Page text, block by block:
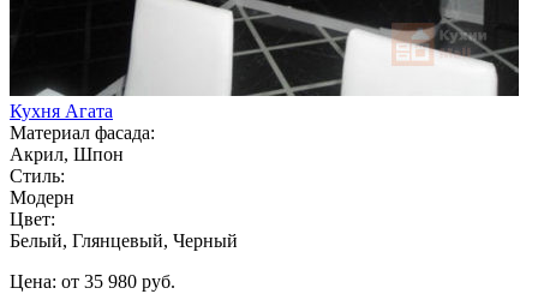
Кухня Агата
Материал фасада:
Акрил, Шпон
Стиль:
Модерн
Цвет:
Белый, Глянцевый, Черный
Цена: от 35 980 руб.